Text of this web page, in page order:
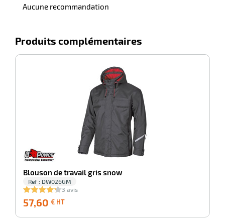
Aucune recommandation
Produits complémentaires
Blouson de travail gris snow
Ref : DW026GM
3 avis
57,60 € HT
HT